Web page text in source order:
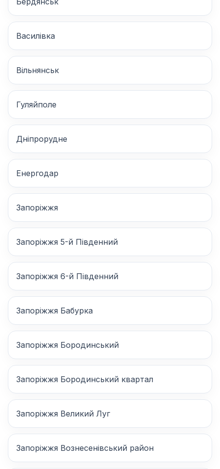
Василівка
Вільнянськ
Гуляйполе
Дніпрорудне
Енергодар
Запоріжжя
Запоріжжя 5-й Південний
Запоріжжя 6-й Південний
Запоріжжя Бабурка
Запоріжжя Бородинський
Запоріжжя Бородинський квартал
Запоріжжя Великий Луг
Запоріжжя Вознесенівський район